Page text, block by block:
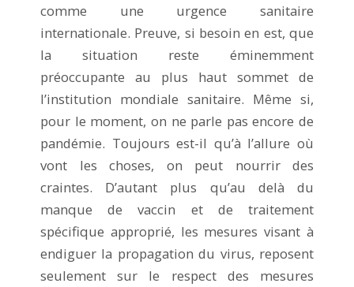
comme une urgence sanitaire
internationale. Preuve, si besoin en est, que
la situation reste éminemment
préoccupante au plus haut sommet de
l’institution mondiale sanitaire. Même si,
pour le moment, on ne parle pas encore de
pandémie. Toujours est-il qu’à l’allure où
vont les choses, on peut nourrir des
craintes. D’autant plus qu’au delà du
manque de vaccin et de traitement
spécifique approprié, les mesures visant à
endiguer la propagation du virus, reposent
seulement sur le respect des mesures